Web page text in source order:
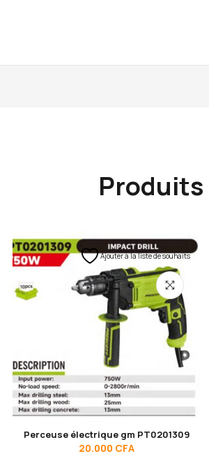
Ajouter à la liste de souhaits
Perceuse électrique gm PT0201309
20.000 CFA